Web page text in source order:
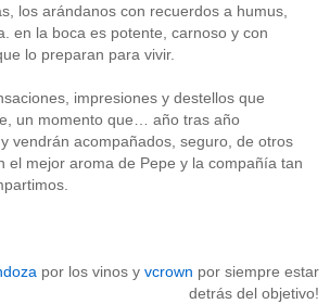
los arándanos con recuerdos a humus,
en la boca es potente, carnoso y con
lo preparan para vivir.
impresiones y destellos que
un momento que… año tras año
vendrán acompañados, seguro, de otros
el mejor aroma de Pepe y la compañía tan
por los vinos y vcrown por siempre estar
detrás del objetivo!